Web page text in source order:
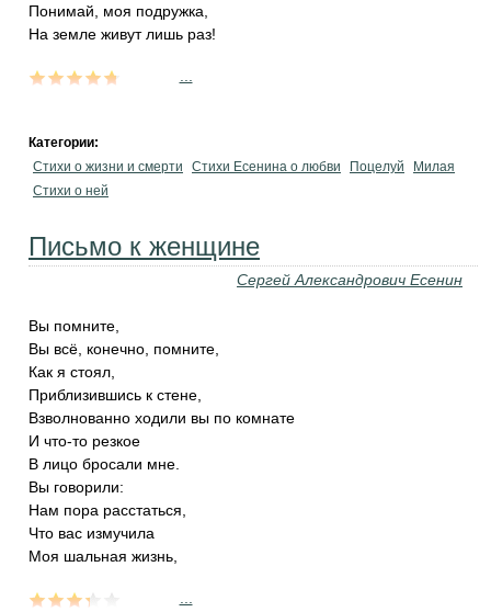
Понимай, моя подружка,
На земле живут лишь раз!
Категории:
Стихи о жизни и смерти
Стихи Есенина о любви Поцелуй
Милая
Стихи о ней
Письмо к женщине
Сергей Александрович Есенин
Вы помните,
Вы всё, конечно, помните,
Как я стоял,
Приблизившись к стене,
Взволнованно ходили вы по комнате
И что-то резкое
В лицо бросали мне.
Вы говорили:
Нам пора расстаться,
Что вас измучила
Моя шальная жизнь,